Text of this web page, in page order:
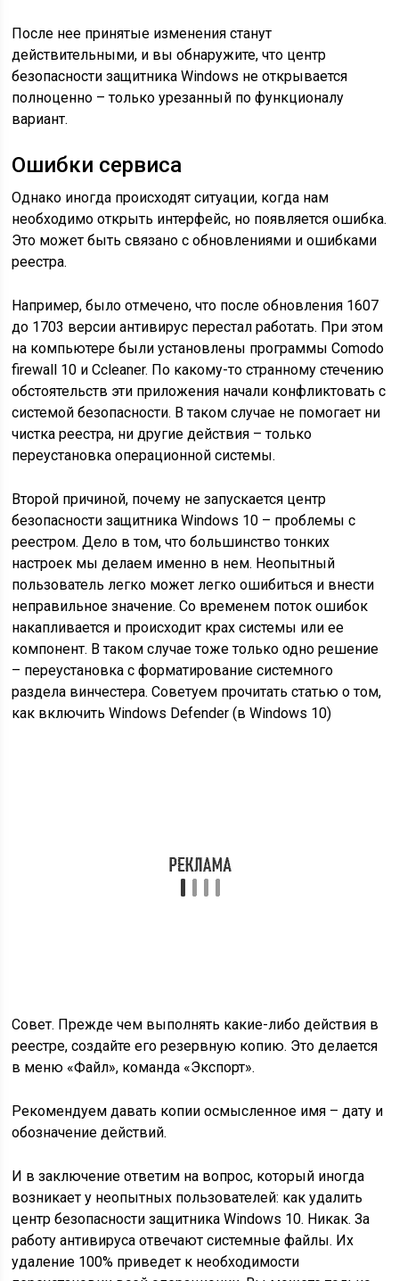
После нее принятые изменения станут
действительными, и вы обнаружите, что центр
безопасности защитника Windows не открывается
полноценно – только урезанный по функционалу
вариант.
Ошибки сервиса
Однако иногда происходят ситуации, когда нам
необходимо открыть интерфейс, но появляется ошибка.
Это может быть связано с обновлениями и ошибками
реестра.
Например, было отмечено, что после обновления 1607
до 1703 версии антивирус перестал работать. При этом
на компьютере были установлены программы Comodo
firewall 10 и Ccleaner. По какому-то странному стечению
обстоятельств эти приложения начали конфликтовать с
системой безопасности. В таком случае не помогает ни
чистка реестра, ни другие действия – только
переустановка операционной системы.
Второй причиной, почему не запускается центр
безопасности защитника Windows 10 – проблемы с
реестром. Дело в том, что большинство тонких
настроек мы делаем именно в нем. Неопытный
пользователь легко может легко ошибиться и внести
неправильное значение. Со временем поток ошибок
накапливается и происходит крах системы или ее
компонент. В таком случае тоже только одно решение
– переустановка с форматирование системного
раздела винчестера. Советуем прочитать статью о том,
как включить Windows Defender (в Windows 10)
Совет. Прежде чем выполнять какие-либо действия в
реестре, создайте его резервную копию. Это делается
в меню «Файл», команда «Экспорт».
Рекомендуем давать копии осмысленное имя – дату и
обозначение действий.
И в заключение ответим на вопрос, который иногда
возникает у неопытных пользователей: как удалить
центр безопасности защитника Windows 10. Никак. За
работу антивируса отвечают системные файлы. Их
удаление 100% приведет к необходимости